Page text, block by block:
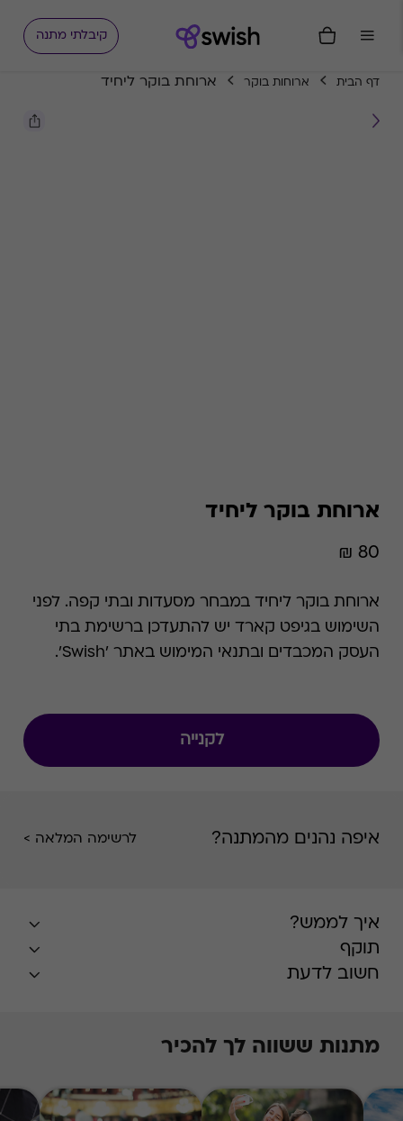
קיבלתי מתנה
דף הבית ארוחות בוקר ארוחת בוקר ליחיד
ארוחת בוקר ליחיד
80 ₪
ארוחת בוקר ליחיד במבחר מסעדות ובתי קפה. לפני
השימוש בגיפט קארד יש להתעדכן ברשימת בתי
העסק המכבדים ובתנאי המימוש באתר 'Swish'.
לקנייה
איפה נהנים מהמתנה? לרשימה המלאה >
איך לממש?
תוקף
חשוב לדעת
מתנות ששווה לך להכיר